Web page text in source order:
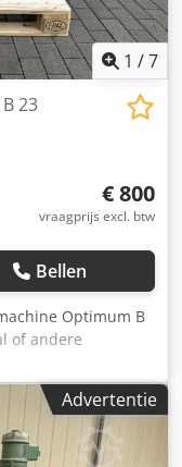
1 /7
23
€ 800
vraagprijs excl. btw
Bellen
Optimum B
of andere
Dwjdezrytlspfx
MK 2 -
Hz
Advertentie